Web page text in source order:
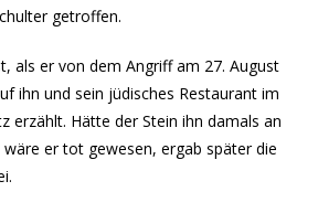
getroffen.
als er von dem Angriff am 27. August
ihn und sein jüdisches Restaurant im
erzählt. Hätte der Stein ihn damals an
er tot gewesen, ergab später die